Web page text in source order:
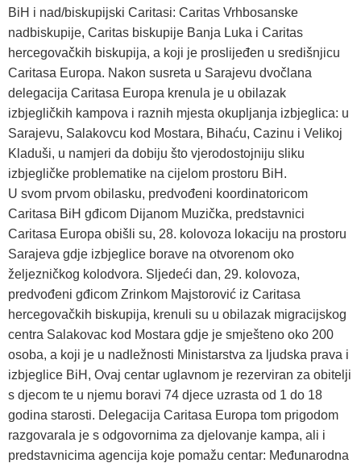
BiH i nad/biskupijski Caritasi: Caritas Vrhbosanske
nadbiskupije, Caritas biskupije Banja Luka i Caritas
hercegovačkih biskupija, a koji je proslijeđen u središnjicu
Caritasa Europa. Nakon susreta u Sarajevu dvočlana
delegacija Caritasa Europa krenula je u obilazak
izbjegličkih kampova i raznih mjesta okupljanja izbjeglica: u
Sarajevu, Salakovcu kod Mostara, Bihaću, Cazinu i Velikoj
Kladuši, u namjeri da dobiju što vjerodostojniju sliku
izbjegličke problematike na cijelom prostoru BiH.
U svom prvom obilasku, predvođeni koordinatoricom
Caritasa BiH gđicom Dijanom Muzička, predstavnici
Caritasa Europa obišli su, 28. kolovoza lokaciju na prostoru
Sarajeva gdje izbjeglice borave na otvorenom oko
željezničkog kolodvora. Sljedeći dan, 29. kolovoza,
predvođeni gđicom Zrinkom Majstorović iz Caritasa
hercegovačkih biskupija, krenuli su u obilazak migracijskog
centra Salakovac kod Mostara gdje je smješteno oko 200
osoba, a koji je u nadležnosti Ministarstva za ljudska prava i
izbjeglice BiH, Ovaj centar uglavnom je rezerviran za obitelji
s djecom te u njemu boravi 74 djece uzrasta od 1 do 18
godina starosti. Delegacija Caritasa Europa tom prigodom
razgovarala je s odgovornima za djelovanje kampa, ali i
predstavnicima agencija koje pomažu centar: Međunarodna